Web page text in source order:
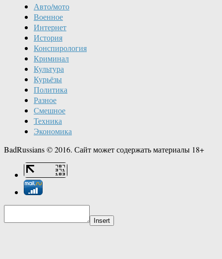
Авто/мото
Военное
Интернет
История
Конспирология
Криминал
Культура
Курьёзы
Политика
Разное
Смешное
Техника
Экономика
BadRussians © 2016. Сайт может содержать материалы 18+
Insert